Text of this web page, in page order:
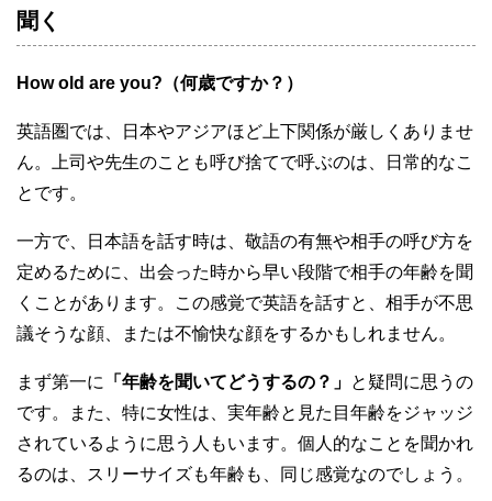
ー
ヤ
ー
聞く
How old are you?（何歳ですか？）
英語圏では、日本やアジアほど上下関係が厳しくありませ
ん。上司や先生のことも呼び捨てで呼ぶのは、日常的なこ
とです。
一方で、日本語を話す時は、敬語の有無や相手の呼び方を
定めるために、出会った時から早い段階で相手の年齢を聞
くことがあります。この感覚で英語を話すと、相手が不思
議そうな顔、または不愉快な顔をするかもしれません。
まず第一に 「年齢を聞いてどうするの？」 と疑問に思うの
です。また、特に女性は、実年齢と見た目年齢をジャッジ
されているように思う人もいます。個人的なことを聞かれ
るのは、スリーサイズも年齢も、同じ感覚なのでしょう。